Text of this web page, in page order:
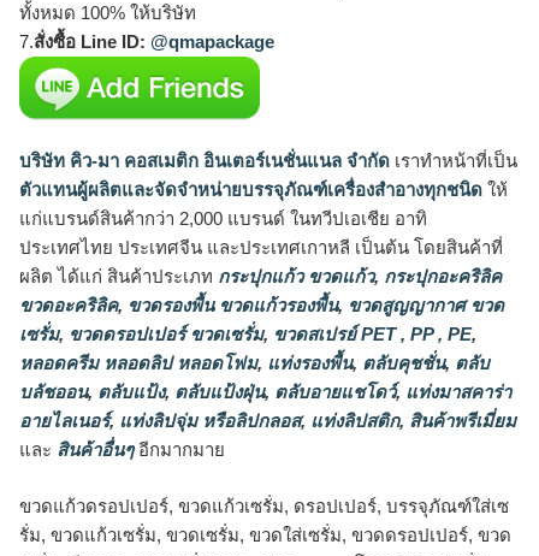
ทั้งหมด 100% ให้บริษัท
7.สั่งซื้อ Line ID: @qmapackage
บริษัท คิว-มา คอสเมติก อินเตอร์เนชั่นแนล จำกัด เราทำหน้าที่เป็น
ตัวแทนผู้ผลิตและจัดจำหน่ายบรรจุภัณฑ์เครื่องสำอางทุกชนิด ให้
แก่แบรนด์สินค้ากว่า 2,000 แบรนด์ ในทวีปเอเชีย อาทิ
ประเทศไทย ประเทศจีน และประเทศเกาหลี เป็นต้น โดยสินค้าที่
ผลิต ได้แก่ สินค้าประเภท กระปุกแก้ว ขวดแก้ว, กระปุกอะคริลิค
ขวดอะคริลิค, ขวดรองพื้น ขวดแก้วรองพื้น, ขวดสูญญากาศ ขวด
เซรั่ม, ขวดดรอปเปอร์ ขวดเซรั่ม, ขวดสเปรย์ PET , PP , PE,
หลอดครีม หลอดลิป หลอดโฟม, แท่งรองพื้น, ตลับคุชชั่น, ตลับ
บลัชออน, ตลับแป้ง, ตลับแป้งฝุ่น, ตลับอายแชโดว์, แท่งมาสคาร่า
อายไลเนอร์, แท่งลิปจุ่ม หรือลิปกลอส, แท่งลิปสติก, สินค้าพรีเมี่ยม
และ สินค้าอื่นๆอีกมากมาย
ขวดแก้วดรอปเปอร์, ขวดแก้วเซรั่ม, ดรอปเปอร์, บรรจุภัณฑ์ใส่เซ
รั่ม, ขวดแก้วเซรั่ม, ขวดเซรั่ม, ขวดใส่เซรั่ม, ขวดดรอปเปอร์, ขวด